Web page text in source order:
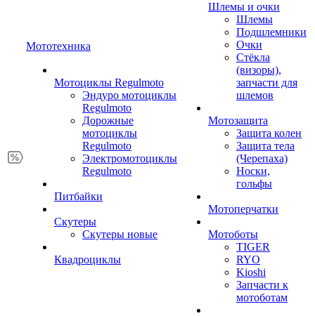
Мототехника
Мотоциклы Regulmoto
Эндуро мотоциклы
Regulmoto
Дорожные
мотоциклы
Regulmoto
Электромотоциклы
Regulmoto
Питбайки
Скутеры
Скутеры новые
Квадроциклы
Шлемы и очки
Шлемы
Подшлемники
Очки
Стёкла
(визоры),
запчасти для
шлемов
Мотозащита
Защита колен
Защита тела
(Черепаха)
Носки,
гольфы
Мотоперчатки
Мотоботы
TIGER
RYO
Kioshi
Запчасти к
мотоботам